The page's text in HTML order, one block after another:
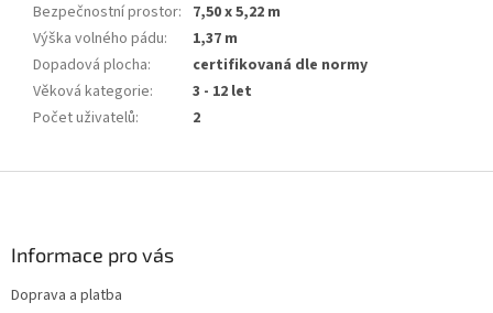
Bezpečnostní prostor: 7,50 x 5,22 m
Výška volného pádu:
1,37 m
Dopadová plocha:
certifikovaná dle normy
Věková kategorie:
3 - 12 let
Počet uživatelů: 2
Informace pro vás
Doprava a platba